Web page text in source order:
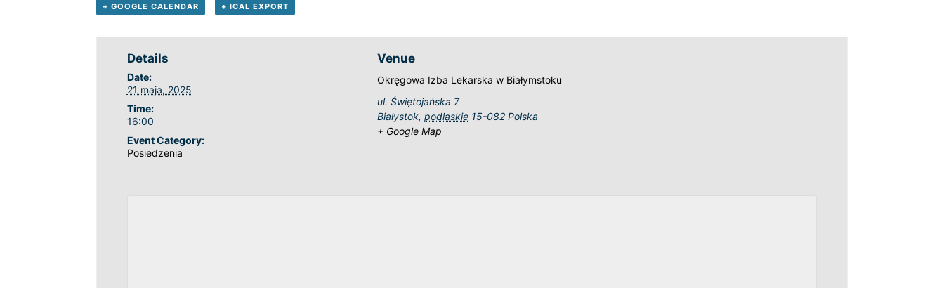
+ GOOGLE CALENDAR + ICAL EXPORT
Details
Date:
21 maja, 2025
Time:
16:00
Event Category:
Posiedzenia
Venue
Okręgowa Izba Lekarska w Białymstoku
ul. Świętojańska 7
Białystok, podlaskie 15-082 Polska
+ Google Map